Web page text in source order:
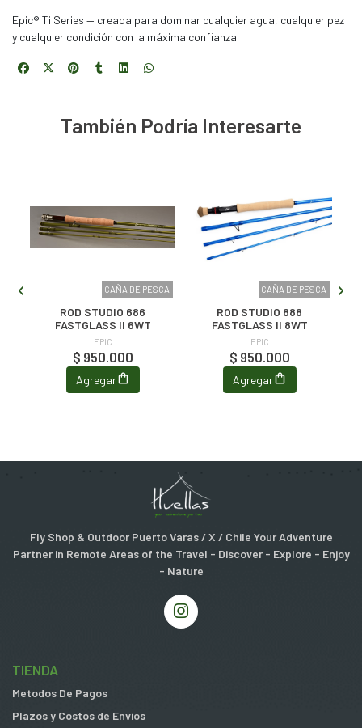
Epic® Ti Series — creada para dominar cualquier agua, cualquier pez
y cualquier condición con la máxima confianza.
También Podría Interesarte
CAÑA DE PESCA
ROD STUDIO 686
FASTGLASS II 6WT
EPIC
$ 950.000
Agregar
CAÑA DE PESCA
ROD STUDIO 888
FASTGLASS II 8WT
EPIC
$ 950.000
Agregar
Fly Shop & Outdoor Puerto Varas / X / Chile Your Adventure
Partner in Remote Areas of the Travel - Discover - Explore - Enjoy
- Nature
TIENDA
Metodos De Pagos
Plazos y Costos de Envios